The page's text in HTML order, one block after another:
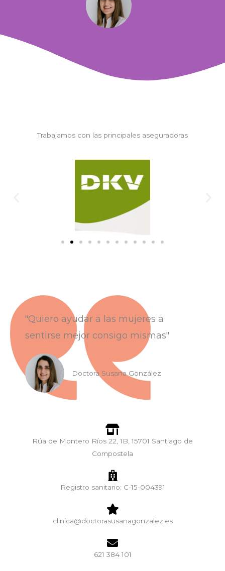
Trabajamos con las principales aseguradoras
"Quiero ayudar a las mujeres a
sentirse mejor consigo mismas"
Doctora Susana González
Rúa de Montero Ríos 22, 1B, 15701 Santiago de
Compostela
Registro sanitario: C-15-004391
clinica@doctorasusanagonzalez.es
621 384 101